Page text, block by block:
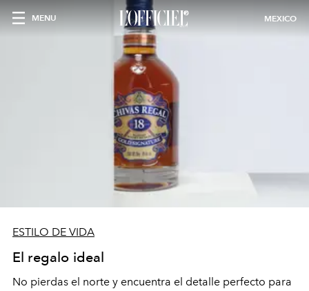
MENU MEXICO
ESTILO DE VIDA
El regalo ideal
No pierdas el norte y encuentra el detalle perfecto para